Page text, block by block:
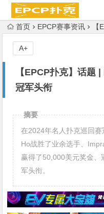
首页 EPCP赛事资讯 【
【EPCP扑克】话题
冠军头衔
A+
摘要
在2024年名人扑克巡回
Ho战胜了业余选手、
赢得了50,000美元奖金、
军头衔。